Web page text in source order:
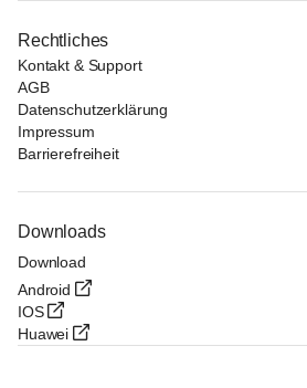
Rechtliches
Kontakt & Support
AGB
Datenschutzerklärung
Impressum
Barrierefreiheit
Downloads
Download
Android
IOS
Huawei